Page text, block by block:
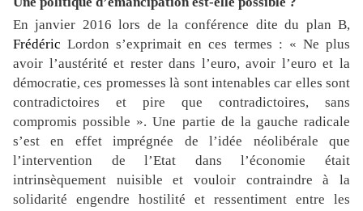
En janvier 2016 lors de la conférence dite du plan B,
Frédéric Lordon s’exprimait en ces termes : « Ne plus
avoir l’austérité et rester dans l’euro, avoir l’euro et la
démocratie, ces promesses là sont intenables car elles sont
contradictoires et pire que contradictoires, sans
compromis possible ». Une partie de la gauche radicale
s’est en effet imprégnée de l’idée néolibérale que
l’intervention de l’Etat dans l’économie était
intrinsèquement nuisible et vouloir contraindre à la
solidarité engendre hostilité et ressentiment entre les